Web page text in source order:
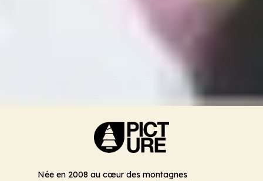
Née en 2008 au cœur des montagnes